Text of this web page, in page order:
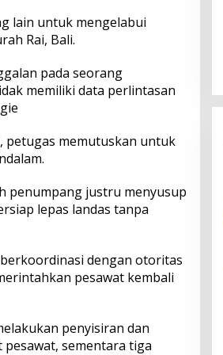
lain untuk mengelabui
Rai, Bali.
pada seorang
memiliki data perlintasan
petugas memutuskan untuk
penumpang justru menyusup
lepas landas tanpa
dengan otoritas
pesawat kembali
penyisiran dan
sementara tiga
Perkuat Ekosistem Pariwisata
Serapan Investasi, Sira
di KEK Kura Kura